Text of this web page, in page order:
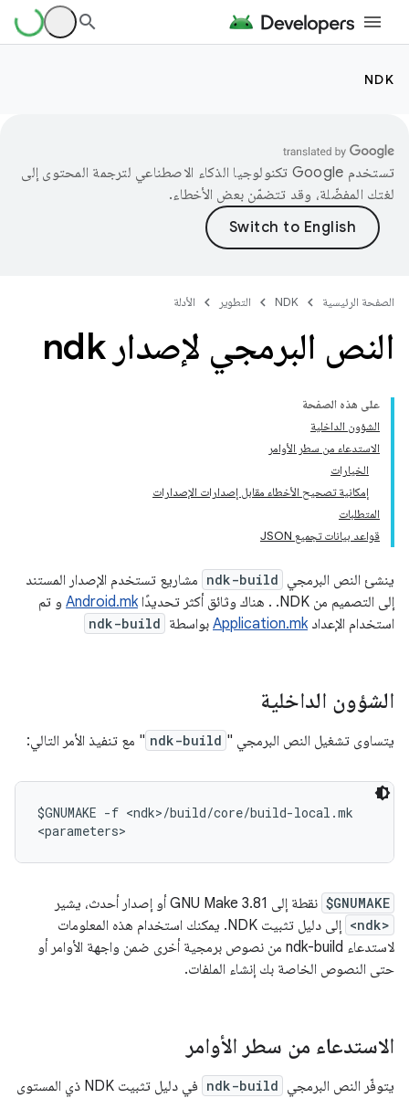
NDK
تستخدم Google تكنولوجيا الذكاء الاصطناعي لترجمة المحتوى إلى
لغتك المفضّلة، وقد تتضمّن بعض الأخطاء.
الصفحة الرئيسية NDK التطوير الأدلة
النص البرمجي لإصدار ndk
على هذه الصفحة
الشؤون الداخلية
الاستدعاء من سطر الأوامر
الخيارات
إمكانية تصحيح الأخطاء مقابل إصدارات الإصدارات
المتطلبات
قواعد بيانات تجميع JSON
ينشئ النص البرمجي ndk-build مشاريع تستخدم الإصدار المستند
إلى التصميم من NDK. . هناك وثائق أكثر تحديدًا
Android.mk و تم
استخدام الإعدادApplication.mk بواسطة ndk-build
الشؤون الداخلية
يتساوى تشغيل النص البرمجي " ndk-build " مع تنفيذ الأمر التالي:
$GNUMAKE -f <ndk>/build/core/build-local.mk
$GNUMAKE نقطة إلى GNU Make 3.81 أو إصدار أحدث، يشير
<ndk>
إلى دليل تثبيت NDK. يمكنك استخدام هذه المعلومات
لاستدعاء ndk-build من نصوص برمجية أخرى ضمن واجهة الأوامر أو
حتى النصوص الخاصة بك إنشاء الملفات.
الاستدعاء من سطر الأوامر
يتوفّر النص البرمجي ndk-build
في دليل تثبيت NDK ذي المستوى